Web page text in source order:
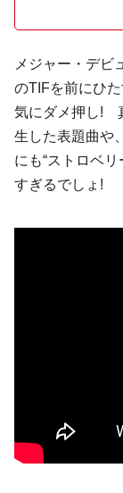
メジャー・デビ
のTIFを前にひ
気にダメ押し!
生した表題曲や、
にも“ストロベリ
すぎるでしょ!